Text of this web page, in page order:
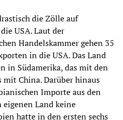
die Zölle auf
USA. Laut der
Handelskammer gehen 35
in die USA. Das Land
in Südamerika, das mit den
China. Darüber hinaus
Importe aus den
eigenen Land keine
hatte in den ersten sechs